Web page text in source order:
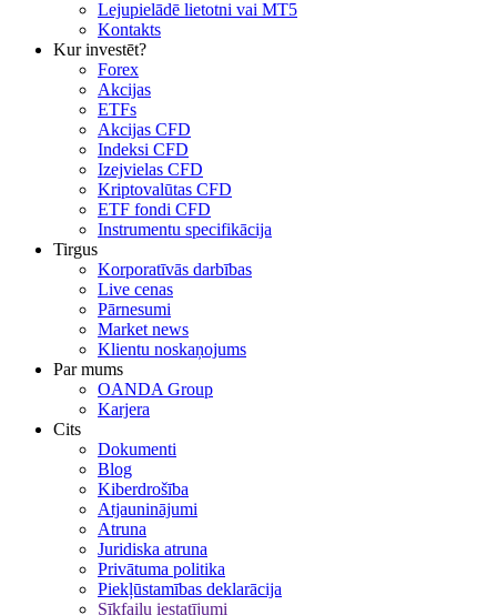
Lejupielādē lietotni vai MT5
Kontakts
Kur investēt?
Forex
Akcijas
ETFs
Akcijas CFD
Indeksi CFD
Izejvielas CFD
Kriptovalūtas CFD
ETF fondi CFD
Instrumentu specifikācija
Tirgus
Korporatīvās darbības
Live cenas
Pārnesumi
Market news
Klientu noskaņojums
Par mums
OANDA Group
Karjera
Cits
Dokumenti
Blog
Kiberdrošība
Atjauninājumi
Atruna
Juridiska atruna
Privātuma politika
Piekļūstamības deklarācija
Sīkfailu iestatījumi